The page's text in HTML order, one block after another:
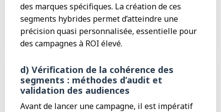
des marques spécifiques. La création de ces
segments hybrides permet d’atteindre une
précision quasi personnalisée, essentielle pour
des campagnes à ROI élevé.
d) Vérification de la cohérence des
segments : méthodes d’audit et
validation des audiences
Avant de lancer une campagne, il est impératif